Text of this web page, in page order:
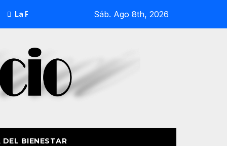
Náutica de la Amatxu de Begoña recorrerá la ría el 14
Sáb. Ago 8th, 2026
DEL BIENESTAR